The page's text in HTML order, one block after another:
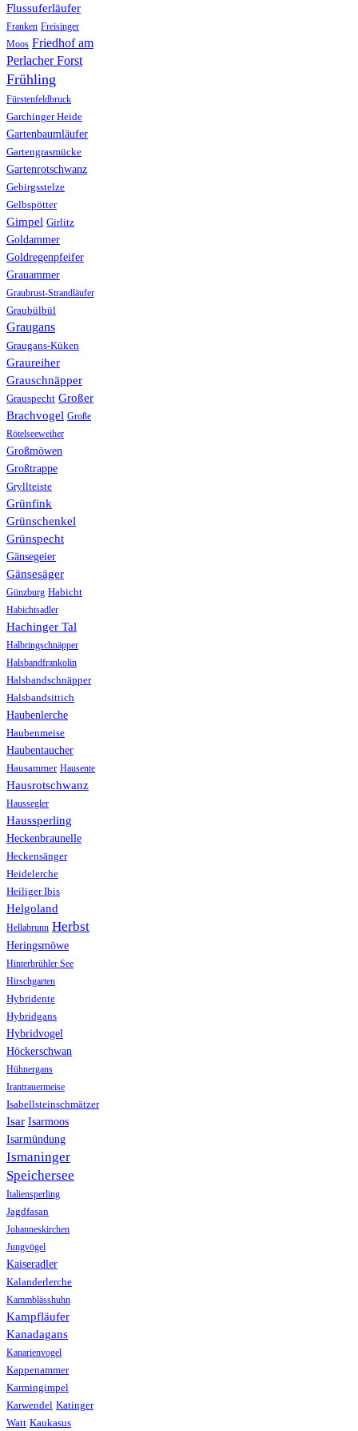
Flussuferläufer
Franken Freisinger
Moos Friedhof am
Perlacher Forst
Frühling
Fürstenfeldbruck
Garchinger Heide
Gartenbaumläufer
Gartengrasmücke
Gartenrotschwanz
Gebirgsstelze
Gelbspötter
Gimpel Girlitz
Goldammer
Goldregenpfeifer
Grauammer
Graubrust-Strandläufer
Graubülbül
Graugans
Graugans-Küken
Graureiher
Grauschnäpper
Grauspecht Großer
Brachvogel Große
Rötelseeweiher
Großmöwen
Großtrappe
Gryllteiste
Grünfink
Grünschenkel
Grünspecht
Gänsegeier
Gänsesäger
Günzburg Habicht
Habichtsadler
Hachinger Tal
Halbringschnäpper
Halsbandfrankolin
Halsbandschnäpper
Halsbandsittich
Haubenlerche
Haubenmeise
Haubentaucher
Hausammer Hausente
Hausrotschwanz
Haussegler
Haussperling
Heckenbraunelle
Heckensänger
Heidelerche
Heiliger Ibis
Helgoland
Hellabrunn Herbst
Heringsmöwe
Hinterbrühler See
Hirschgarten
Hybridente
Hybridgans
Hybridvogel
Höckerschwan
Hühnergans
Irantrauermeise
Isabellsteinschmätzer
Isar Isarmoos
Isarmündung
Ismaninger
Speichersee
Italiensperling
Jagdfasan
Johanneskirchen
Jungvögel
Kaiseradler
Kalanderlerche
Kammblässhuhn
Kampfläufer
Kanadagans
Kanarienvogel
Kappenammer
Karmingimpel
Karwendel Katinger
Watt Kaukasus